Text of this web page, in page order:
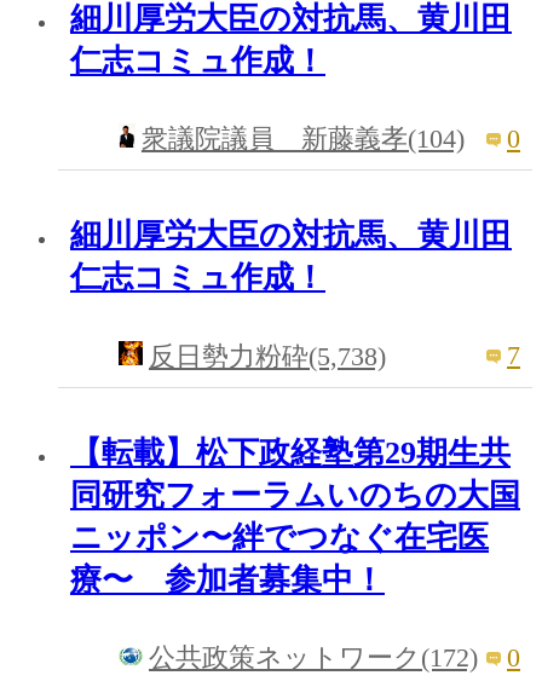
細川厚労大臣の対抗馬、黄川田
仁志コミュ作成！
衆議院議員 新藤義孝(104) 0
細川厚労大臣の対抗馬、黄川田
仁志コミュ作成！
反日勢力粉砕(5,738) 7
【転載】松下政経塾第29期生共
同研究フォーラムいのちの大国
ニッポン〜絆でつなぐ在宅医
療〜 参加者募集中！
公共政策ネットワーク(172) 0